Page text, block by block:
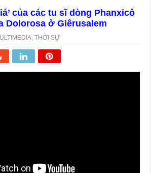
của các tu sĩ dòng Phanxicô
Dolorosa ở Giêrusalem
,THỜI SỰ